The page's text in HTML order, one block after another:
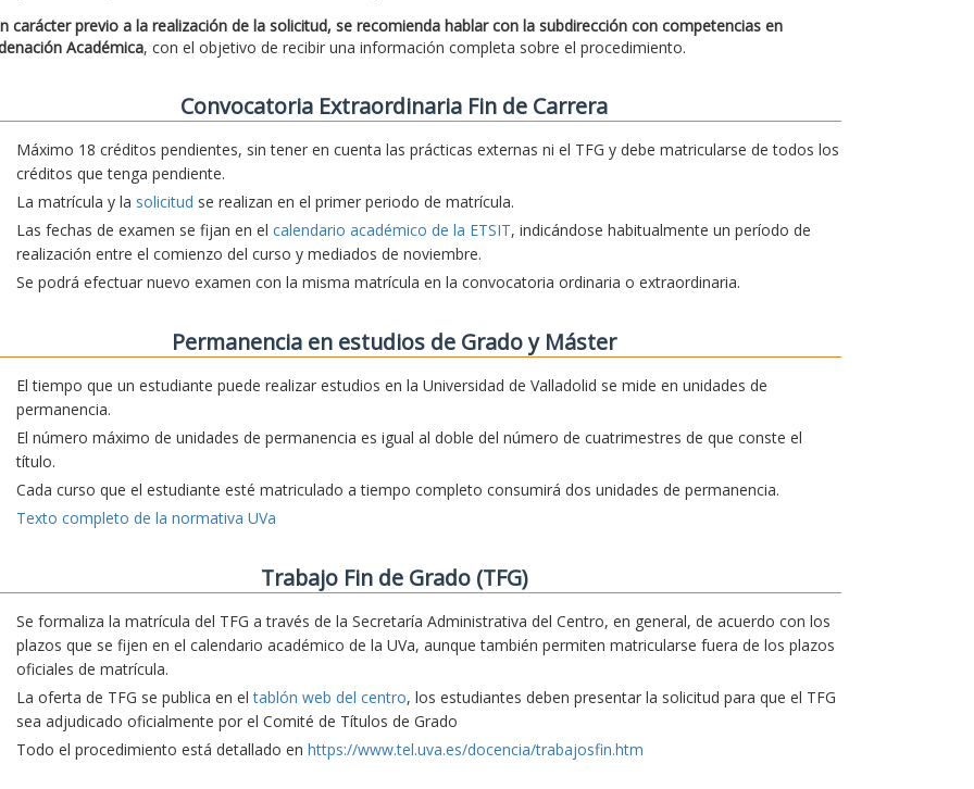
carácter previo a la realización de la solicitud, se recomienda hablar con la subdirección con competencias en
Académica, con el objetivo de recibir una información completa sobre el procedimiento.
Convocatoria Extraordinaria Fin de Carrera
Máximo 18 créditos pendientes, sin tener en cuenta las prácticas externas ni el TFG y debe matricularse de todos los
créditos que tenga pendiente.
La matrícula y la solicitud se realizan en el primer periodo de matrícula.
Las fechas de examen se fijan en el calendario académico de la ETSIT, indicándose habitualmente un período de
realización entre el comienzo del curso y mediados de noviembre.
Se podrá efectuar nuevo examen con la misma matrícula en la convocatoria ordinaria o extraordinaria.
Permanencia en estudios de Grado y Máster
El tiempo que un estudiante puede realizar estudios en la Universidad de Valladolid se mide en unidades de
permanencia.
El número máximo de unidades de permanencia es igual al doble del número de cuatrimestres de que conste el
título.
Cada curso que el estudiante esté matriculado a tiempo completo consumirá dos unidades de permanencia.
Texto completo de la normativa UVa
Trabajo Fin de Grado (TFG)
Se formaliza la matrícula del TFG a través de la Secretaría Administrativa del Centro, en general, de acuerdo con los
plazos que se fijen en el calendario académico de la UVa, aunque también permiten matricularse fuera de los plazos
oficiales de matrícula.
La oferta de TFG se publica en eltablón web del centro, los estudiantes deben presentar la solicitud para que el TFG
sea adjudicado oficialmente por el Comité de Títulos de Grado
Todo el procedimiento está detallado en https://www.tel.uva.es/docencia/trabajosfin.htm